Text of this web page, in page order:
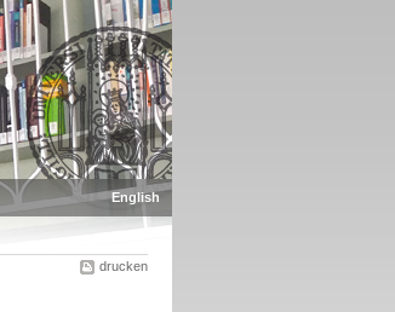
English
drucken